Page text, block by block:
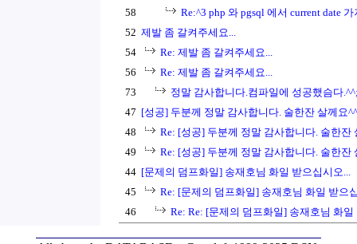
58
Re:^3 php 와 pgsql 에서 current date
52 제발 좀 갈켜주세요...
54
Re: 제발 좀 갈켜주세요...
56
Re: 제발 좀 갈켜주세요...
73
정말 감사합니다.컴파일에 성공했슴다
47 [성공] 두분께 정말 감사합니다. 술한잔 살께요
48
Re: [성공] 두분께 정말 감사합니다. 술한잔
49
Re: [성공] 두분께 정말 감사합니다. 술한잔
44 [문제의 덤프화일] 송재호님 화일 받으십시오...
45
Re: [문제의 덤프화일] 송재호님 화일 받으
46
Re: Re: [문제의 덤프화일] 송재호님 화일